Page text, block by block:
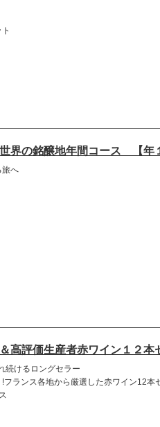
界の銘醸地年間コース 【年
旅へ
高評価生産者赤ワイン１２
続けるロングセラー
フランス各地から厳選した赤ワイン12本